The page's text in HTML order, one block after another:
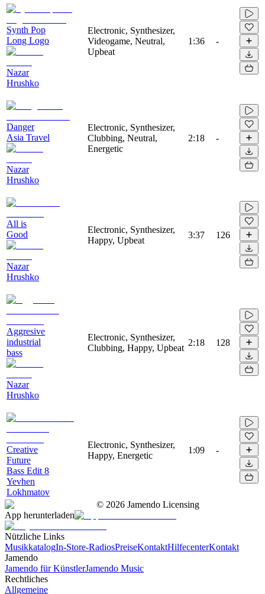
Synth Pop
Long Logo
Nazar
Hrushko
Electronic, Synthesizer,
Videogame, Neutral,
Upbeat
1:36 -
Danger
Asia Travel
Nazar
Hrushko
Electronic, Synthesizer,
Clubbing, Neutral,
Energetic
2:18 -
All is
Good
Nazar
Hrushko
Electronic, Synthesizer,
Happy, Upbeat
3:37 126
Aggresive
industrial
bass
Nazar
Hrushko
Electronic, Synthesizer,
Clubbing, Happy, Upbeat
2:18 128
Creative
Future
Bass Edit 8
Yevhen
Lokhmatov
Electronic, Synthesizer,
Happy, Energetic
1:09 -
© 2026 Jamendo Licensing
App herunterladen
Nützliche Links
MusikkatalogIn-Store-RadiosPreiseKontaktHilfecenterKontakt
Jamendo
Jamendo für KünstlerJamendo Music
Rechtliches
Allgemeine